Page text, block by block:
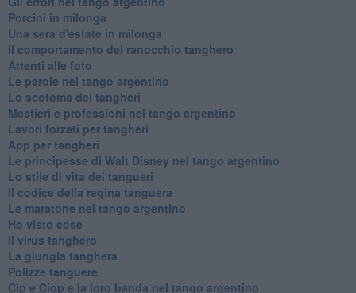
Porcini in milonga
Una sera d'estate in milonga
Il comportamento del ranocchio tanghero
Attenti alle foto
Le parole nel tango argentino
Lo scotoma dei tangheri
Mestieri e professioni nel tango argentino
Lavori forzati per tangheri
App per tangheri
Le principesse di Walt Disney nel tango argentino
Lo stile di vita dei tangueri
Il codice della regina tanguera
Le maratone nel tango argentino
Ho visto cose
Il virus tanghero
La giungla tanghera
Polizze tanguere
Cip e Ciop e la loro banda nel tango argentino